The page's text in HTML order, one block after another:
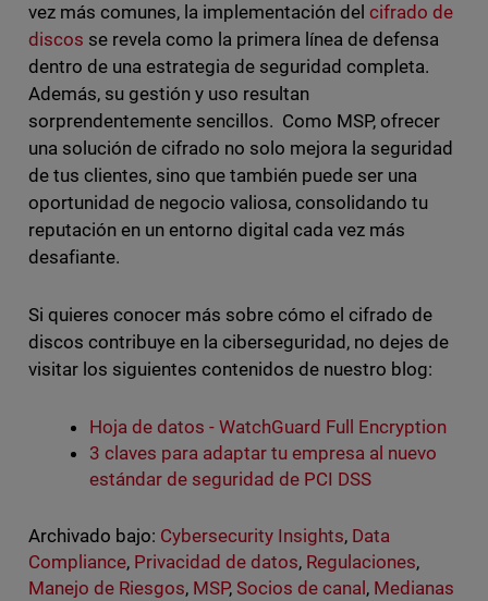
vez más comunes, la implementación delcifrado de
discos se revela como la primera línea de defensa
dentro de una estrategia de seguridad completa.
Además, su gestión y uso resultan
sorprendentemente sencillos. Como MSP, ofrecer
una solución de cifrado no solo mejora la seguridad
de tus clientes, sino que también puede ser una
oportunidad de negocio valiosa, consolidando tu
reputación en un entorno digital cada vez más
desafiante.
Si quieres conocer más sobre cómo el cifrado de
discos contribuye en la ciberseguridad, no dejes de
visitar los siguientes contenidos de nuestro blog:
Hoja de datos - WatchGuard Full Encryption
3 claves para adaptar tu empresa al nuevo
estándar de seguridad de PCI DSS
Archivado bajo: Cybersecurity Insights, Data
Compliance, Privacidad de datos, Regulaciones,
Manejo de Riesgos, MSP, Socios de canal , Medianas